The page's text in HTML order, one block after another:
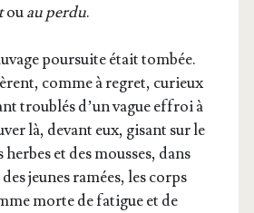
ouau per­du.
pour­suite était tom­bée.
comme à regret, curieux
trou­blés d’un vague effroi à
là, devant eux, gisant sur le
et des mousses, dans
jeunes ramées, les corps
morte de fatigue et de